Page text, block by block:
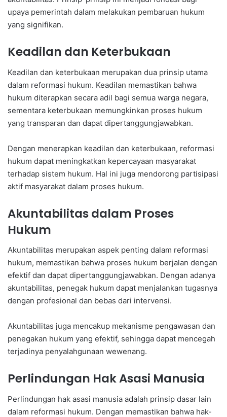
upaya pemerintah dalam melakukan pembaruan hukum
yang signifikan.
Keadilan dan Keterbukaan
Keadilan dan keterbukaan merupakan dua prinsip utama
dalam reformasi hukum. Keadilan memastikan bahwa
hukum diterapkan secara adil bagi semua warga negara,
sementara keterbukaan memungkinkan proses hukum
yang transparan dan dapat dipertanggungjawabkan.
Dengan menerapkan keadilan dan keterbukaan, reformasi
hukum dapat meningkatkan kepercayaan masyarakat
terhadap sistem hukum. Hal ini juga mendorong partisipasi
aktif masyarakat dalam proses hukum.
Akuntabilitas dalam Proses
Hukum
Akuntabilitas merupakan aspek penting dalam reformasi
hukum, memastikan bahwa proses hukum berjalan dengan
efektif dan dapat dipertanggungjawabkan. Dengan adanya
akuntabilitas, penegak hukum dapat menjalankan tugasnya
dengan profesional dan bebas dari intervensi.
Akuntabilitas juga mencakup mekanisme pengawasan dan
penegakan hukum yang efektif, sehingga dapat mencegah
terjadinya penyalahgunaan wewenang.
Perlindungan Hak Asasi Manusia
Perlindungan hak asasi manusia adalah prinsip dasar lain
dalam reformasi hukum. Dengan memastikan bahwa hak-